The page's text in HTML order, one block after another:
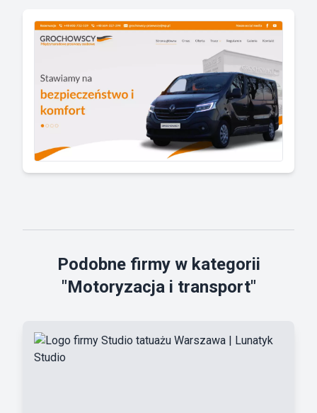
Podobne firmy w kategorii
"Motoryzacja i transport"